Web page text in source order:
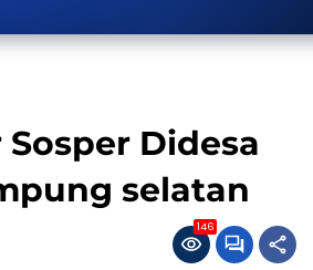
Didesa
selatan
146